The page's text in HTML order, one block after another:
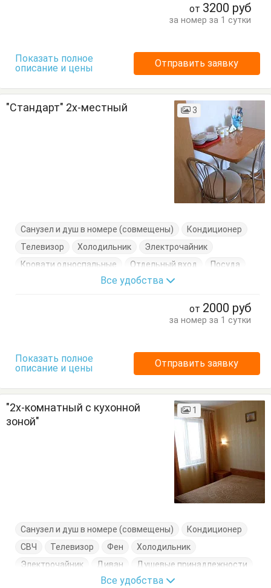
от 3200 руб
за номер за 1 сутки
Показать полное
описание и цены
Отправить заявку
"Стандарт" 2х-местный 3
Санузел и душ в номере (совмещены)
Кондиционер
Телевизор
Холодильник
Электрочайник
Кровати односпальные
Отдельный вход
Посуда
Шкаф
Все удобства
от 2000 руб
за номер за 1 сутки
Показать полное
описание и цены
Отправить заявку
"2х-комнатный с кухонной
зоной"
1
Санузел и душ в номере (совмещены)
Кондиционер
СВЧ
Телевизор Фен
Холодильник
Электрочайник
Диван
Душевые принадлежности
Кровати односпальные
Кровать двуспальная
Все удобства